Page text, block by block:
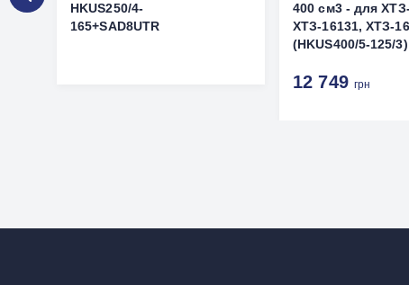
HKUS250/4-
165+SAD8UTR
400 см3 - для
ХТЗ-16131, ХТЗ-
(HKUS400/5-125/3)
12 749грн